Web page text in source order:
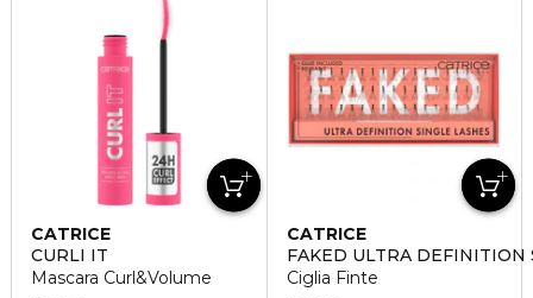
CATRICE
CURLI IT
Mascara Curl&Volume
CATRICE
FAKED ULTRA DEFINITION
Ciglia Finte